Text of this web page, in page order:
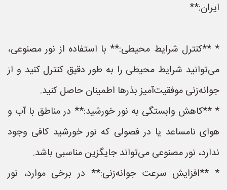
ایران:**
* **کنترل شرایط محیطی:** با استفاده از نور مصنوعی،
می‌توانید شرایط محیطی را به طور دقیق کنترل کنید و از
جوانه‌زنی موفقیت‌آمیز بذرها اطمینان حاصل کنید.
* **کاهش وابستگی به نور خورشید:** در مناطق با آب و
هوای نامساعد یا در فصولی که نور خورشید کافی وجود
ندارد، نور مصنوعی می‌تواند جایگزین مناسبی باشد.
* **افزایش سرعت جوانه‌زنی:** در برخی موارد، نور